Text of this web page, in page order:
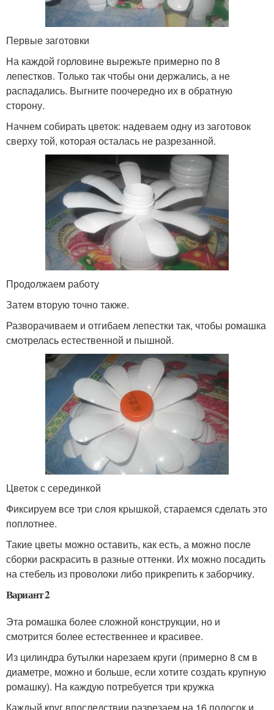
Первые заготовки
На каждой горловине вырежьте примерно по 8
лепестков. Только так чтобы они держались, а не
распадались. Выгните поочередно их в обратную
сторону.
Начнем собирать цветок: надеваем одну из заготовок
сверху той, которая осталась не разрезанной.
Продолжаем работу
Затем вторую точно также.
Разворачиваем и отгибаем лепестки так, чтобы ромашка
смотрелась естественной и пышной.
Цветок с серединкой
Фиксируем все три слоя крышкой, стараемся сделать это
поплотнее.
Такие цветы можно оставить, как есть, а можно после
сборки раскрасить в разные оттенки. Их можно посадить
на стебель из проволоки либо прикрепить к заборчику.
Вариант 2
Эта ромашка более сложной конструкции, но и
смотрится более естественнее и красивее.
Из цилиндра бутылки нарезаем круги (примерно 8 см в
диаметре, можно и больше, если хотите создать крупную
ромашку). На каждую потребуется три кружка